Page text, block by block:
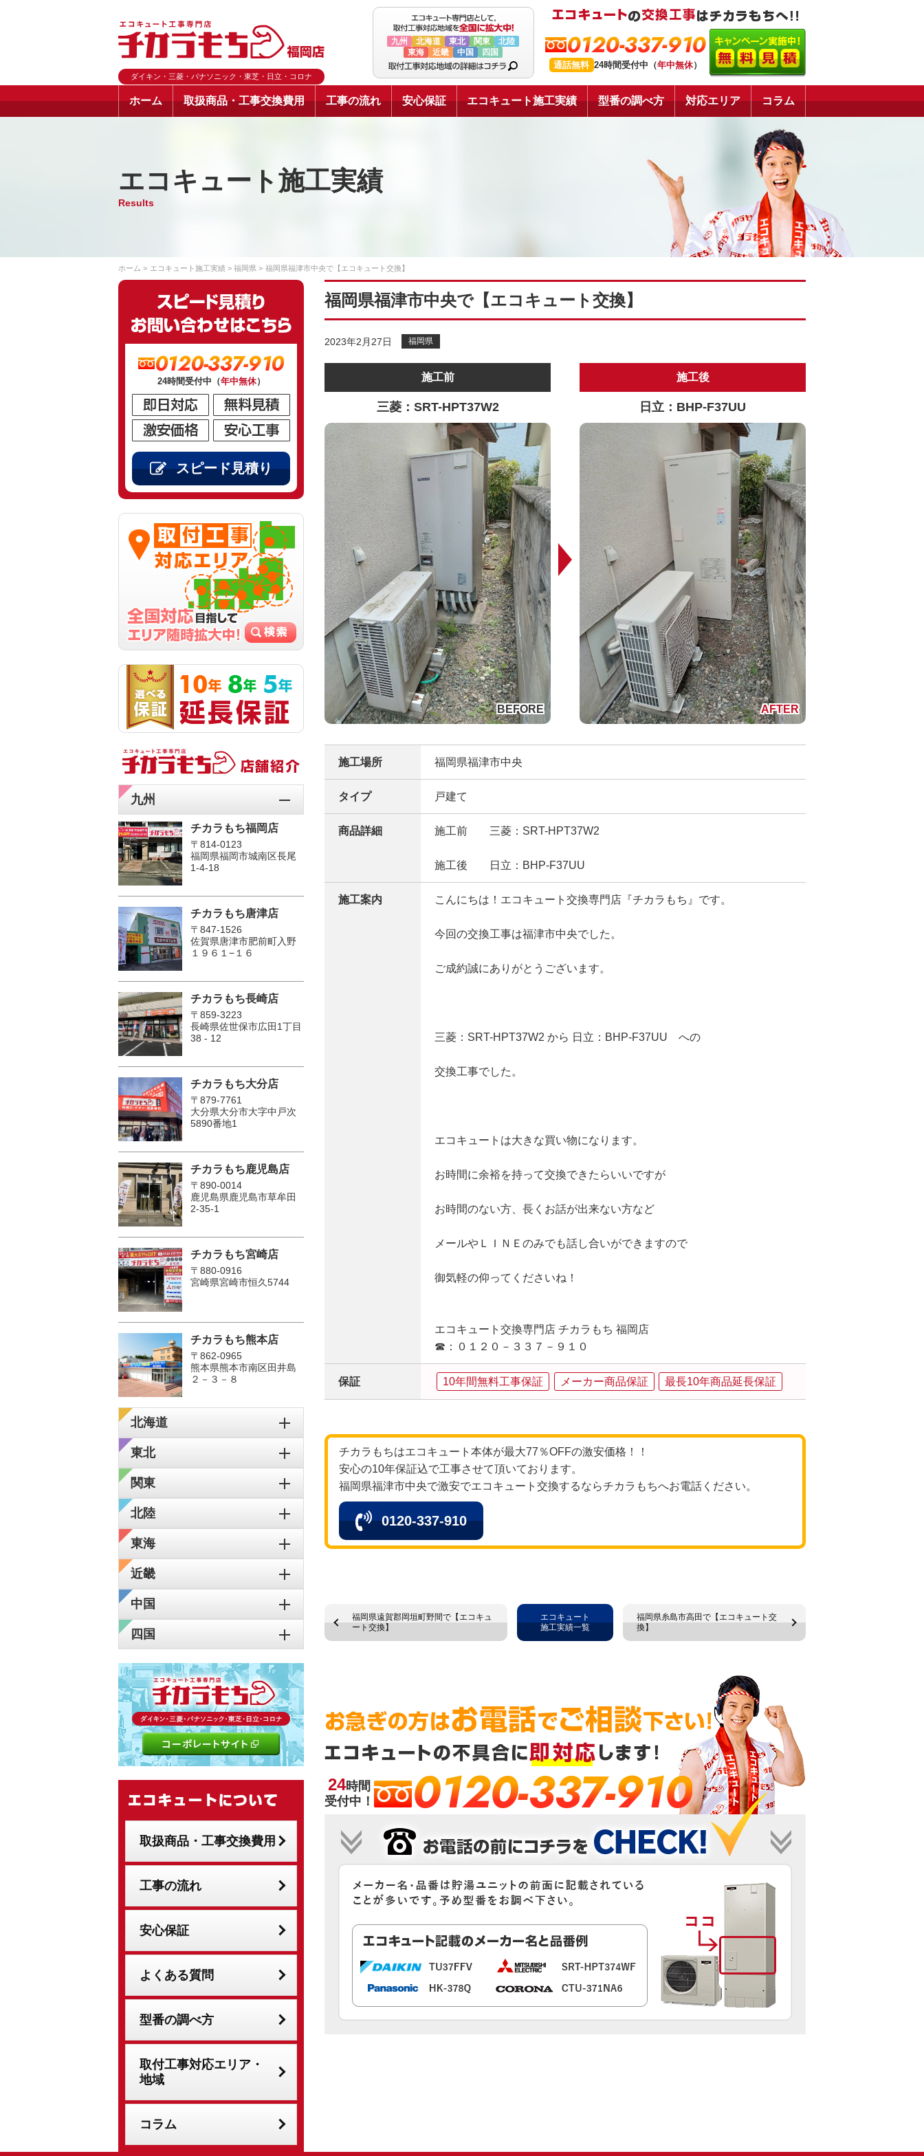
ダイキン・三菱・パナソニック・東芝・日立・コロナ
九州 北海道 東北 関東
北陸
東海
近畿 中国 四国 0120-337-910
通話無料 24時間受付中（年中無休）
ホーム 取扱商品・工事交換費用 工事の流れ 安心保証 エコキュート施工実績 型番の調べ方 対応エリア コラム
エコキュート施工実績
Results
ホーム エコキュート施工実績 福岡県 福岡県福津市中央で【エコキュート交換】
福岡県福津市中央で【エコキュート交換】
2023年2月27日 福岡県
施工前
三菱：SRT-HPT37W2
施工後
日立：BHP-F37UU
施工場所 福岡県福津市中央
タイプ 戸建て
商品詳細 施工前 三菱：SRT-HPT37W2
施工後 日立：BHP-F37UU
施工案内 こんにちは！エコキュート交換専門店『チカラもち』です。
今回の交換工事は福津市中央でした。
ご成約誠にありがとうございます。
三菱：SRT-HPT37W2 から 日立：BHP-F37UU への
交換工事でした。
エコキュートは大きな買い物になります。
お時間に余裕を持って交換できたらいいですが
お時間のない方、長くお話が出来ない方など
メールやＬＩＮＥのみでも話し合いができますので
御気軽の仰ってくださいね！
エコキュート交換専門店 チカラもち 福岡店
☎：０１２０－３３７－９１０
保証 10年間無料工事保証 メーカー商品保証 最長10年商品延長保証
チカラもちはエコキュート本体が最大77％OFFの激安価格！！
安心の10年保証込で工事させて頂いております。
福岡県福津市中央で激安でエコキュート交換するならチカラもちへお電話ください。
0120-337-910
福岡県遠賀郡岡垣町野間で【エコキュ
ート交換】
福岡県糸島市高田で【エコキュート交
換】
エコキュート
施工実績一覧
24時間
受付中！
0120-337-910
0120-337-910
24時間受付中（年中無休）
スピード見積り
九州
チカラもち福岡店
〒814-0123
福岡県福岡市城南区長尾
1‐4‐18
チカラもち唐津店
〒847-1526
佐賀県唐津市肥前町入野
１９６１−１６
チカラもち長崎店
〒859-3223
長崎県佐世保市広田1丁目
38 - 12
チカラもち大分店
〒879-7761
大分県大分市大字中戸次
5890番地1
チカラもち鹿児島店
〒890-0014
鹿児島県鹿児島市草牟田
2-35-1
チカラもち宮崎店
〒880-0916
宮崎県宮崎市恒久5744
チカラもち熊本店
〒862-0965
熊本県熊本市南区田井島
２－３－８
北海道
東北
関東
北陸
東海
近畿
中国
四国
取扱商品・工事交換費用
工事の流れ
安心保証
よくある質問
型番の調べ方
取付工事対応エリア・
地域
コラム